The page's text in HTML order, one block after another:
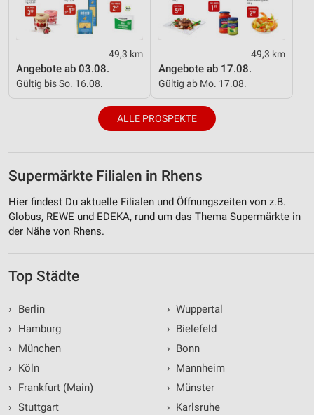
49,3 km
Angebote ab 03.08.
Gültig bis So. 16.08.
49,3 km
Angebote ab 17.08.
Gültig ab Mo. 17.08.
ALLE PROSPEKTE
Supermärkte Filialen in Rhens
Hier findest Du aktuelle Filialen und Öffnungszeiten von z.B.
Globus, REWE und EDEKA, rund um das Thema Supermärkte in
der Nähe von Rhens.
Top Städte
›
Berlin
›
Hamburg
›
München
›
Köln
›
Frankfurt (Main)
› Stuttgart
› Wuppertal
› Bielefeld
› Bonn
› Mannheim
› Münster
› Karlsruhe